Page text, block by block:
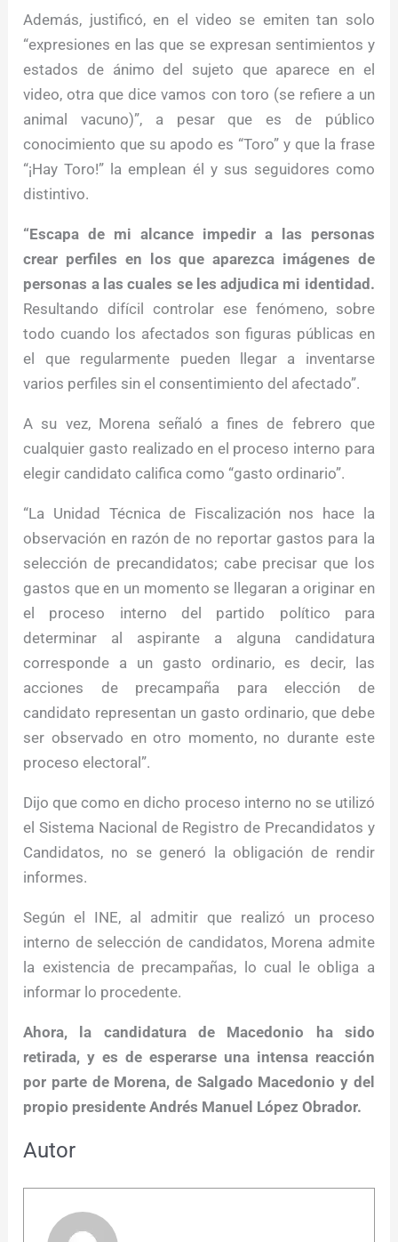
Además, justificó, en el video se emiten tan solo
“expresiones en las que se expresan sentimientos y
estados de ánimo del sujeto que aparece en el
video, otra que dice vamos con toro (se refiere a un
animal vacuno)”, a pesar que es de público
conocimiento que su apodo es “Toro” y que la frase
“¡Hay Toro!” la emplean él y sus seguidores como
distintivo.
“Escapa de mi alcance impedir a las personas
crear perfiles en los que aparezca imágenes de
personas a las cuales se les adjudica mi identidad.
Resultando difícil controlar ese fenómeno, sobre
todo cuando los afectados son figuras públicas en
el que regularmente pueden llegar a inventarse
varios perfiles sin el consentimiento del afectado”.
A su vez, Morena señaló a fines de febrero que
cualquier gasto realizado en el proceso interno para
elegir candidato califica como “gasto ordinario”.
“La Unidad Técnica de Fiscalización nos hace la
observación en razón de no reportar gastos para la
selección de precandidatos; cabe precisar que los
gastos que en un momento se llegaran a originar en
el proceso interno del partido político para
determinar al aspirante a alguna candidatura
corresponde a un gasto ordinario, es decir, las
acciones de precampaña para elección de
candidato representan un gasto ordinario, que debe
ser observado en otro momento, no durante este
proceso electoral”.
Dijo que como en dicho proceso interno no se utilizó
el Sistema Nacional de Registro de Precandidatos y
Candidatos, no se generó la obligación de rendir
informes.
Según el INE, al admitir que realizó un proceso
interno de selección de candidatos, Morena admite
la existencia de precampañas, lo cual le obliga a
informar lo procedente.
Ahora, la candidatura de Macedonio ha sido
retirada, y es de esperarse una intensa reacción
por parte de Morena, de Salgado Macedonio y del
propio presidente Andrés Manuel López Obrador.
Autor